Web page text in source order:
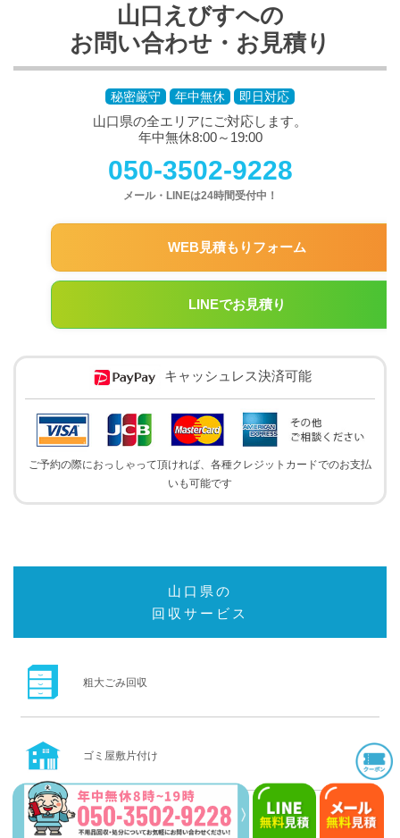
山口えびすへの
お問い合わせ・お見積り
秘密厳守 年中無休 即日対応
山口県の全エリアにご対応します。
年中無休8:00～19:00
050-3502-9228
メール・LINEは24時間受付中！
WEB見積もりフォーム
LINEでお見積り
キャッシュレス決済可能
ご予約の際におっしゃって頂ければ、各種クレジットカードでのお支払
いも可能です
山口県の
回収サービス
粗大ごみ回収
ゴミ屋敷片付け
一軒家・空き家